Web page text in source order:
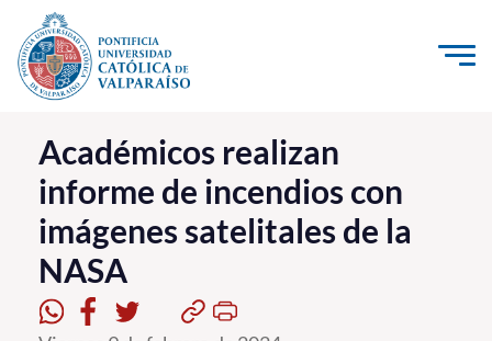
Click acá para ir directamente al contenido
La Universidad
Investigación, Creación e Innovación
PUCV Internacional
Vinculación con el Medio
Académicos realizan
informe de incendios con
imágenes satelitales de la
NASA